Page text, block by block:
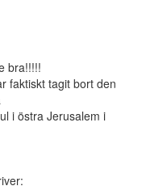
bra!!!!!
faktiskt tagit bort den
i östra Jerusalem i